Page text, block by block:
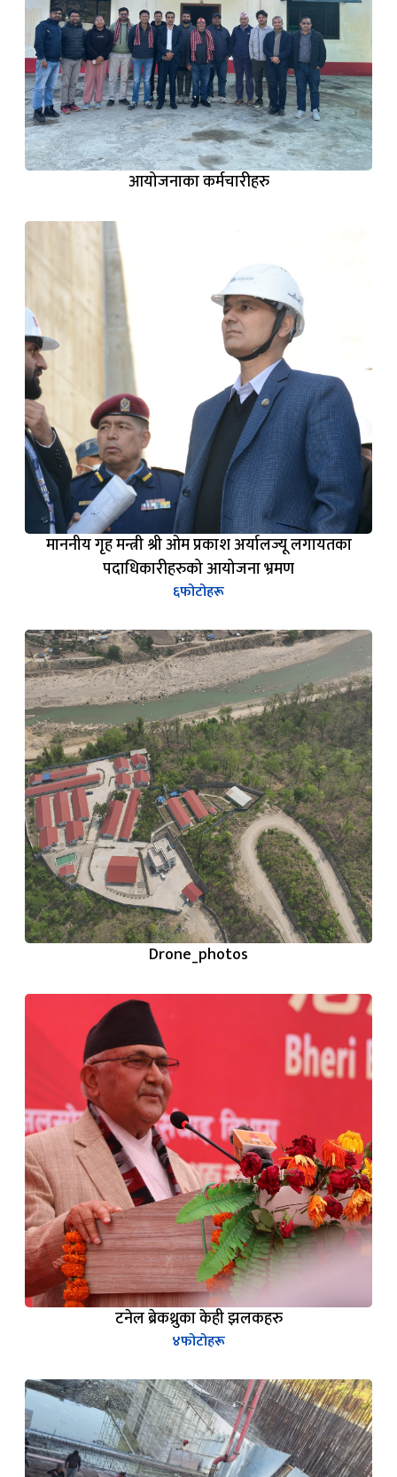
आयोजनाका कर्मचारीहरु
माननीय गृह मन्त्री श्री ओम प्रकाश अर्यालज्यू लगायतका
पदाधिकारीहरुको आयोजना भ्रमण
६फोटोहरू
Drone_photos
टनेल ब्रेकथ्रुका केही झलकहरु
४फोटोहरू